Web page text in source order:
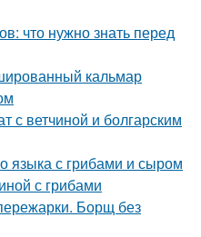
что нужно знать перед
кальмар
с ветчиной и болгарским
языка с грибами и сыром
с грибами
Борщ без